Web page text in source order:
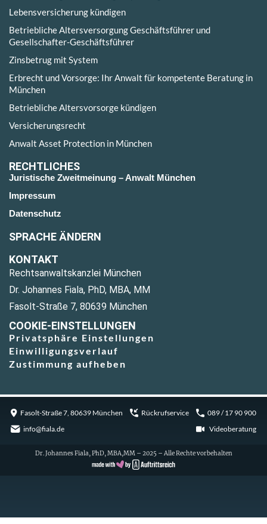
Lebensversicherung kündigen
Betriebliche Altersversorgung Geschäftsführer und
Gesellschafter-Geschäftsführer
Zinsbetrug mit System
Erbrecht und Vorsorge: Ihr Anwalt für kompetente Beratung in
München
Betriebliche Altersvorsorge kündigen
Versicherungsrecht
Anwalt Asset Protection in München
RECHTLICHES
Juristische Zweitmeinung – Anwalt München
Impressum
Datenschutz
SPRACHE ÄNDERN
KONTAKT
Rechtsanwaltskanzlei München
Dr. Johannes Fiala, PhD, MBA, MM
Fasolt-Straße 7, 80639 München
COOKIE-EINSTELLUNGEN
Privatsphäre Einstellungen
Einwilligungsverlauf
Zustimmung aufheben
Fasolt-Straße 7, 80639 München Rückrufservice
089 / 17 90 900
info@fiala.de
Videoberatung
Dr. Johannes Fiala, PhD, MBA,MM – 2025 – Alle Rechte vorbehalten